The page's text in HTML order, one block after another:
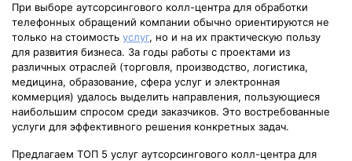
При выборе аутсорсингового колл-центра для обработки
телефонных обращений компании обычно ориентируются не
только на стоимость услуг, но и на их практическую пользу
для развития бизнеса. За годы работы с проектами из
различных отраслей (торговля, производство, логистика,
медицина, образование, сфера услуг и электронная
коммерция) удалось выделить направления, пользующиеся
наибольшим спросом среди заказчиков. Это востребованные
услуги для эффективного решения конкретных задач.
Предлагаем ТОП 5 услуг аутсорсингового колл-центра для